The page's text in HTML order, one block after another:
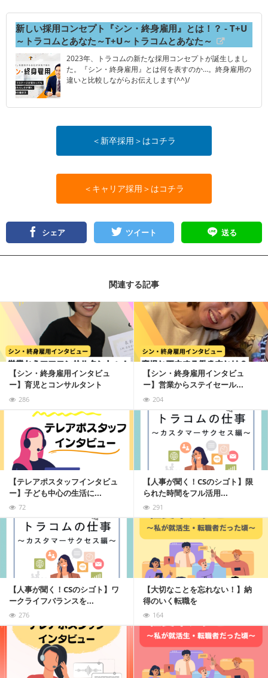
新しい採用コンセプト『シン・終身雇用』とは！？ - T+U
～トラコムとあなた～T+U～トラコムとあなた～
2023年、トラコムの新たな採用コンセプトが誕生しまし
た。『シン・終身雇用』とは何を表すのか…。終身雇用の
違いと比較しながらお伝えします(^^)/
＜新卒採用＞はコチラ
＜キャリア採用＞はコチラ
シェア ツイート 送る
関連する記事
【シン・終身雇用インタビュ
ー】育児とコンサルタント
286
【シン・終身雇用インタビュ
ー】営業からステイセール...
204
記事を読む
【テレアポスタッフインタビュ
ー】子ども中心の生活に...
72
【人事が聞く！CSのシゴト】限
られた時間をフル活用...
291
記事を読む
【人事が聞く！CSのシゴト】ワ
ークライフバランスを...
276
【大切なことを忘れない！】納
得のいく転職を
164
記事を読む
記事を読む